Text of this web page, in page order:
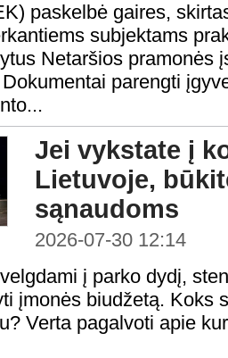
paskelbė gaires,
subjektams
Netaršios pramonės
parengti
Jei vykstate į
Lietuvoje,
sąnaudoms
2026-07-30 12:14
į parko dydį,
įmonės biudžetą. Koks
Verta pagalvoti apie